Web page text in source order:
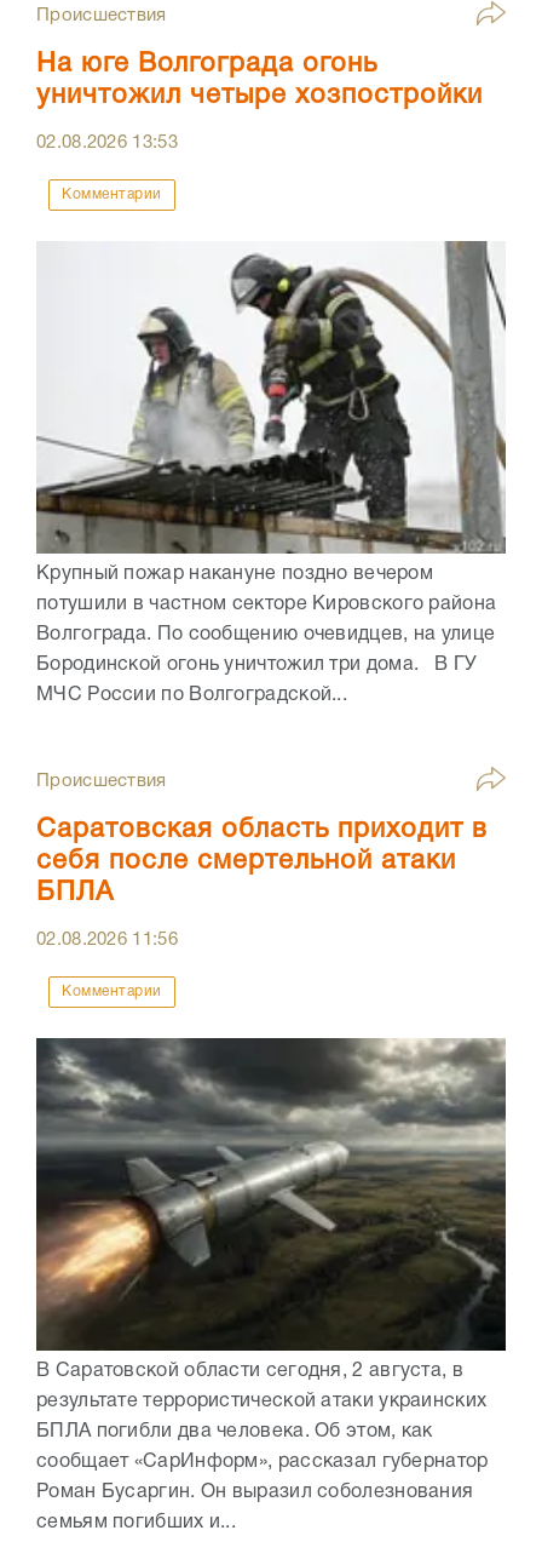
Происшествия
На юге Волгограда огонь
уничтожил четыре хозпостройки
02.08.2026 13:53
Комментарии
Крупный пожар накануне поздно вечером
потушили в частном секторе Кировского района
Волгограда. По сообщению очевидцев, на улице
Бородинской огонь уничтожил три дома. В ГУ
МЧС России по Волгоградской...
Происшествия
Саратовская область приходит в
себя после смертельной атаки
БПЛА
02.08.2026 11:56
Комментарии
В Саратовской области сегодня, 2 августа, в
результате террористической атаки украинских
БПЛА погибли два человека. Об этом, как
сообщает «СарИнформ», рассказал губернатор
Роман Бусаргин. Он выразил соболезнования
семьям погибших и...